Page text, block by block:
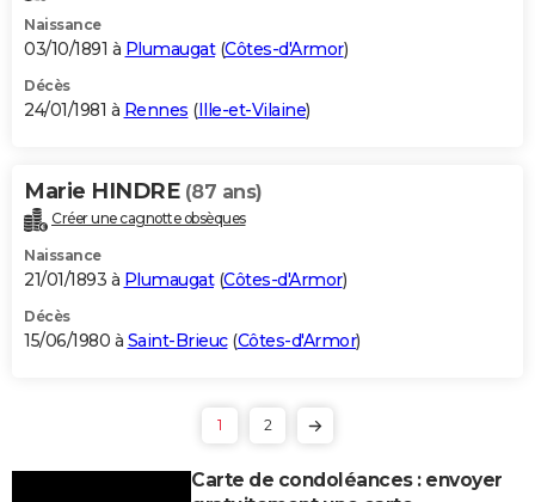
Naissance
03/10/1891 à Plumaugat(Côtes-d'Armor)
Décès
24/01/1981 à Rennes (Ille-et-Vilaine)
Marie HINDRE (87 ans)
Créer une cagnotte obsèques
Naissance
21/01/1893 à Plumaugat(Côtes-d'Armor)
Décès
15/06/1980 à Saint-Brieuc(Côtes-d'Armor)
1 2
Carte de condoléances : envoyer